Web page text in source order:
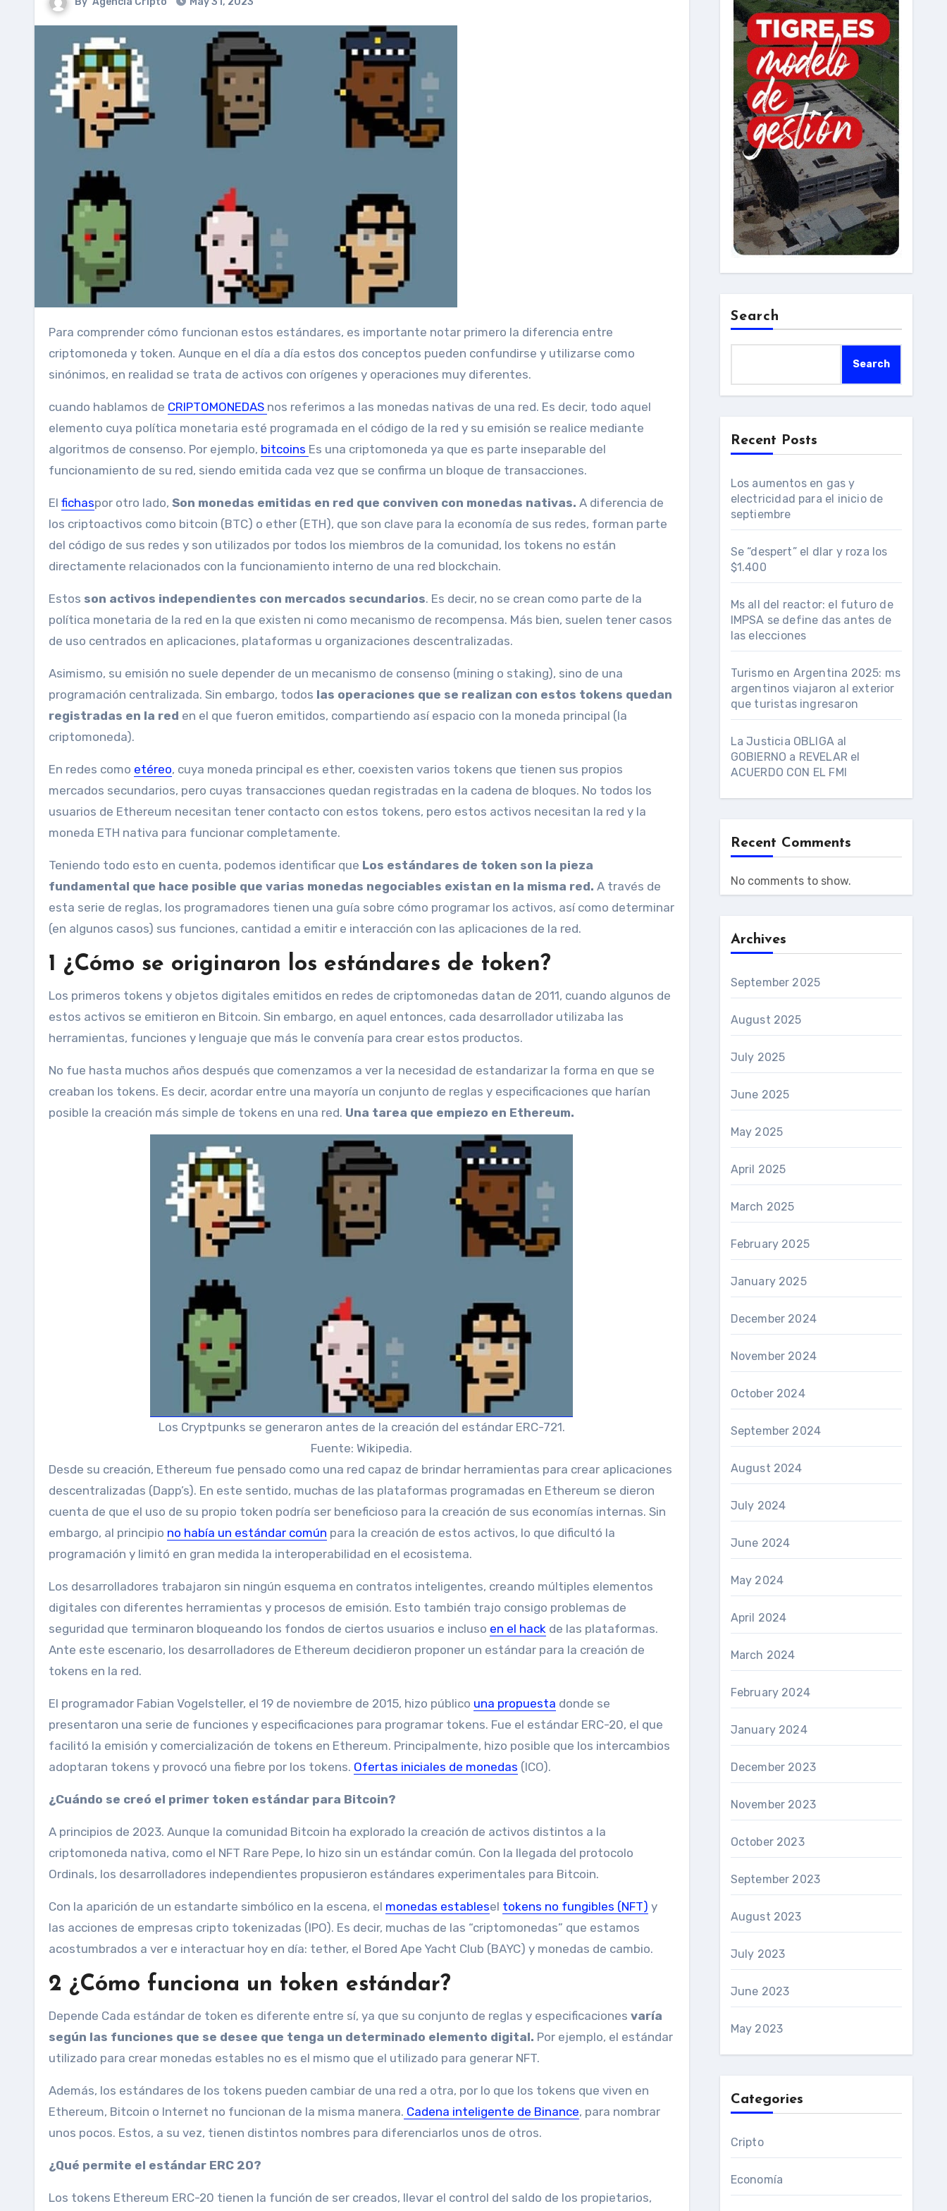
Para comprender cómo funcionan estos estándares, es importante notar primero la diferencia entre
criptomoneda y token. Aunque en el día a día estos dos conceptos pueden confundirse y utilizarse como
sinónimos, en realidad se trata de activos con orígenes y operaciones muy diferentes.
cuando hablamos de CRIPTOMONEDAS nos referimos a las monedas nativas de una red. Es decir, todo aquel
elemento cuya política monetaria esté programada en el código de la red y su emisión se realice mediante
algoritmos de consenso. Por ejemplo, bitcoins Es una criptomoneda ya que es parte inseparable del
funcionamiento de su red, siendo emitida cada vez que se confirma un bloque de transacciones.
El fichaspor otro lado, Son monedas emitidas en red que conviven con monedas nativas. A diferencia de
los criptoactivos como bitcoin (BTC) o ether (ETH), que son clave para la economía de sus redes, forman parte
del código de sus redes y son utilizados por todos los miembros de la comunidad, los tokens no están
directamente relacionados con la funcionamiento interno de una red blockchain.
Estos son activos independientes con mercados secundarios. Es decir, no se crean como parte de la
política monetaria de la red en la que existen ni como mecanismo de recompensa. Más bien, suelen tener casos
de uso centrados en aplicaciones, plataformas u organizaciones descentralizadas.
Asimismo, su emisión no suele depender de un mecanismo de consenso (mining o staking), sino de una
programación centralizada. Sin embargo, todos las operaciones que se realizan con estos tokens quedan
registradas en la red en el que fueron emitidos, compartiendo así espacio con la moneda principal (la
criptomoneda).
En redes como etéreo, cuya moneda principal es ether, coexisten varios tokens que tienen sus propios
mercados secundarios, pero cuyas transacciones quedan registradas en la cadena de bloques. No todos los
usuarios de Ethereum necesitan tener contacto con estos tokens, pero estos activos necesitan la red y la
moneda ETH nativa para funcionar completamente.
Teniendo todo esto en cuenta, podemos identificar que Los estándares de token son la pieza
fundamental que hace posible que varias monedas negociables existan en la misma red. A través de
esta serie de reglas, los programadores tienen una guía sobre cómo programar los activos, así como determinar
(en algunos casos) sus funciones, cantidad a emitir e interacción con las aplicaciones de la red.
1 ¿Cómo se originaron los estándares de token?
Los primeros tokens y objetos digitales emitidos en redes de criptomonedas datan de 2011, cuando algunos de
estos activos se emitieron en Bitcoin. Sin embargo, en aquel entonces, cada desarrollador utilizaba las
herramientas, funciones y lenguaje que más le convenía para crear estos productos.
No fue hasta muchos años después que comenzamos a ver la necesidad de estandarizar la forma en que se
creaban los tokens. Es decir, acordar entre una mayoría un conjunto de reglas y especificaciones que harían
posible la creación más simple de tokens en una red. Una tarea que empiezo en Ethereum.
Los Cryptpunks se generaron antes de la creación del estándar ERC-721.
Fuente: Wikipedia.
Desde su creación, Ethereum fue pensado como una red capaz de brindar herramientas para crear aplicaciones
descentralizadas (Dapp’s). En este sentido, muchas de las plataformas programadas en Ethereum se dieron
cuenta de que el uso de su propio token podría ser beneficioso para la creación de sus economías internas. Sin
embargo, al principio no había un estándar común para la creación de estos activos, lo que dificultó la
programación y limitó en gran medida la interoperabilidad en el ecosistema.
Los desarrolladores trabajaron sin ningún esquema en contratos inteligentes, creando múltiples elementos
digitales con diferentes herramientas y procesos de emisión. Esto también trajo consigo problemas de
seguridad que terminaron bloqueando los fondos de ciertos usuarios e incluso en el hack de las plataformas.
Ante este escenario, los desarrolladores de Ethereum decidieron proponer un estándar para la creación de
tokens en la red.
El programador Fabian Vogelsteller, el 19 de noviembre de 2015, hizo público una propuesta donde se
presentaron una serie de funciones y especificaciones para programar tokens. Fue el estándar ERC-20, el que
facilitó la emisión y comercialización de tokens en Ethereum. Principalmente, hizo posible que los intercambios
adoptaran tokens y provocó una fiebre por los tokens. Ofertas iniciales de monedas (ICO).
¿Cuándo se creó el primer token estándar para Bitcoin?
A principios de 2023. Aunque la comunidad Bitcoin ha explorado la creación de activos distintos a la
criptomoneda nativa, como el NFT Rare Pepe, lo hizo sin un estándar común. Con la llegada del protocolo
Ordinals, los desarrolladores independientes propusieron estándares experimentales para Bitcoin.
Con la aparición de un estandarte simbólico en la escena, el monedas establesel tokens no fungibles (NFT) y
las acciones de empresas cripto tokenizadas (IPO). Es decir, muchas de las “criptomonedas” que estamos
acostumbrados a ver e interactuar hoy en día: tether, el Bored Ape Yacht Club (BAYC) y monedas de cambio.
2 ¿Cómo funciona un token estándar?
Depende Cada estándar de token es diferente entre sí, ya que su conjunto de reglas y especificaciones varía
según las funciones que se desee que tenga un determinado elemento digital. Por ejemplo, el estándar
utilizado para crear monedas estables no es el mismo que el utilizado para generar NFT.
Además, los estándares de los tokens pueden cambiar de una red a otra, por lo que los tokens que viven en
Ethereum, Bitcoin o Internet no funcionan de la misma manera. Cadena inteligente de Binance, para nombrar
unos pocos. Estos, a su vez, tienen distintos nombres para diferenciarlos unos de otros.
¿Qué permite el estándar ERC 20?
Los tokens Ethereum ERC-20 tienen la función de ser creados, llevar el control del saldo de los propietarios,
Search
Search
Recent Posts
Los aumentos en gas y
electricidad para el inicio de
septiembre
Se “despert” el dlar y roza los
$1.400
Ms all del reactor: el futuro de
IMPSA se define das antes de
las elecciones
Turismo en Argentina 2025: ms
argentinos viajaron al exterior
que turistas ingresaron
La Justicia OBLIGA al
GOBIERNO a REVELAR el
ACUERDO CON EL FMI
Recent Comments
No comments to show.
Archives
September 2025
August 2025
July 2025
June 2025
May 2025
April 2025
March 2025
February 2025
January 2025
December 2024
November 2024
October 2024
September 2024
August 2024
July 2024
June 2024
May 2024
April 2024
March 2024
February 2024
January 2024
December 2023
November 2023
October 2023
September 2023
August 2023
July 2023
June 2023
May 2023
Categories
Cripto
Economía